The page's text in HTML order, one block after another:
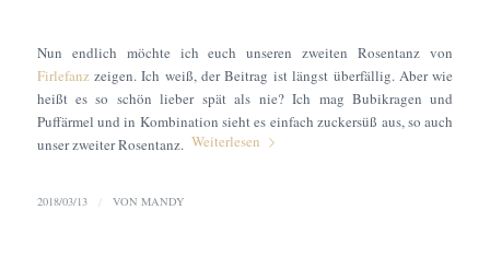
Nun endlich möchte ich euch unseren zweiten Rosentanz von
Firlefanzzeigen. Ich weiß, der Beitrag ist längst überfällig. Aber wie
heißt es so schön lieber spät als nie? Ich mag Bubikragen und
Puffärmel und in Kombination sieht es einfach zuckersüß aus, so auch
unser zweiter Rosentanz. Weiterlesen
2018/03/13 / VON MANDY